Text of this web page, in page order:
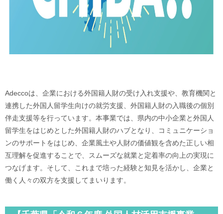
Adeccoは、企業における外国籍人財の受け入れ支援や、教育機関と
連携した外国人留学生向けの就労支援、外国籍人財の入職後の個別
伴走支援等を行っています。本事業では、県内の中小企業と外国人
留学生をはじめとした外国籍人財のハブとなり、コミュニケーショ
ンのサポートをはじめ、企業風土や人財の価値観を含めた正しい相
互理解を促進することで、スムーズな就業と定着率の向上の実現に
つなげます。そして、これまで培った経験と知見を活かし、企業と
働く人々の双方を支援してまいります。